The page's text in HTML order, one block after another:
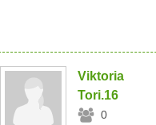
Viktoria
Tori.16
0